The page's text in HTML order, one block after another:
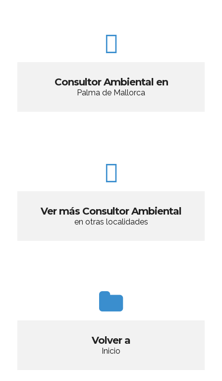
Consultor Ambiental en
Palma de Mallorca
Ver más Consultor Ambiental
en otras localidades
Volver a
Inicio